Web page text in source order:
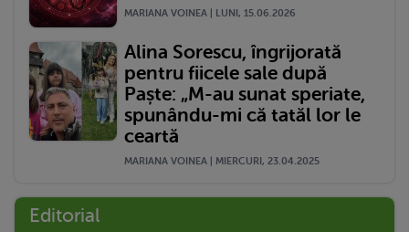
MARIANA VOINEA | LUNI, 15.06.2026
Alina Sorescu, îngrijorată
pentru fiicele sale după
Paște: „M-au sunat speriate,
spunându-mi că tatăl lor le
ceartă
MARIANA VOINEA | MIERCURI, 23.04.2025
Editorial